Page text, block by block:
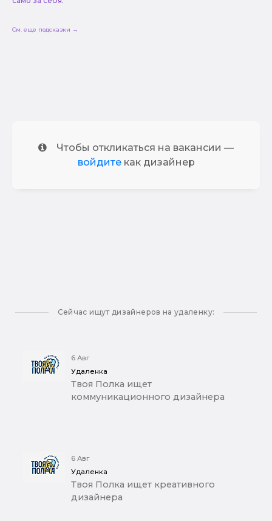
См. еще подсказки →
Чтобы откликаться на вакансии —
войдитекак дизайнер
Сейчас ищут дизайнеров на удаленку:
6 Авг
Удаленка
Твоя Полка ищет
коммуникационного дизайнера
6 Авг
Удаленка
Твоя Полка ищет креативного
дизайнера